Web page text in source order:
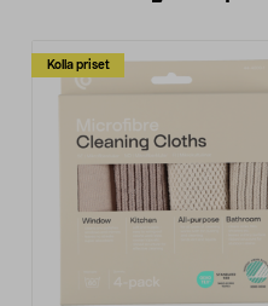
Kolla priset